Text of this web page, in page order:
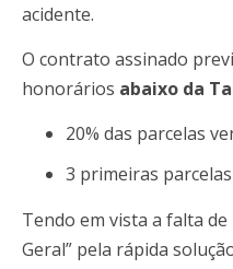
acidente.
O contrato assinado
honorários abaixo da
20% das parcelas
3 primeiras
Tendo em vista a falta
Geral” pela rápida